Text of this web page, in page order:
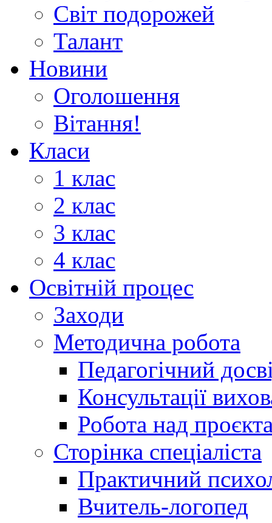
Світ подорожей
Талант
Новини
Оголошення
Вітання!
Класи
1 клас
2 клас
3 клас
4 клас
Освітній процес
Заходи
Методична робота
Педагогічний
Консультації
Робота над
Сторінка спеціаліста
Практичний
Вчитель-логопед